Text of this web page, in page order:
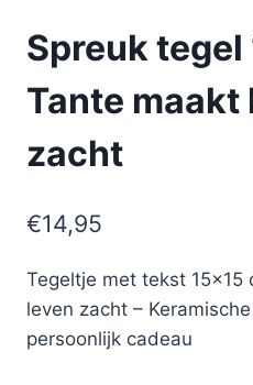
Spreuk tegel
Tante maakt
zacht
€14,95
Tegeltje met tekst 15×15
leven zacht –
persoonlijk cadeau